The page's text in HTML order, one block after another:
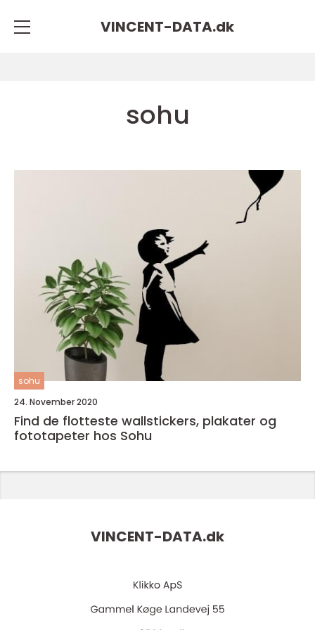
VINCENT-DATA.dk
sohu
sohu
24. November 2020
Find de flotteste wallstickers, plakater og
fototapeter hos Sohu
VINCENT-DATA.dk